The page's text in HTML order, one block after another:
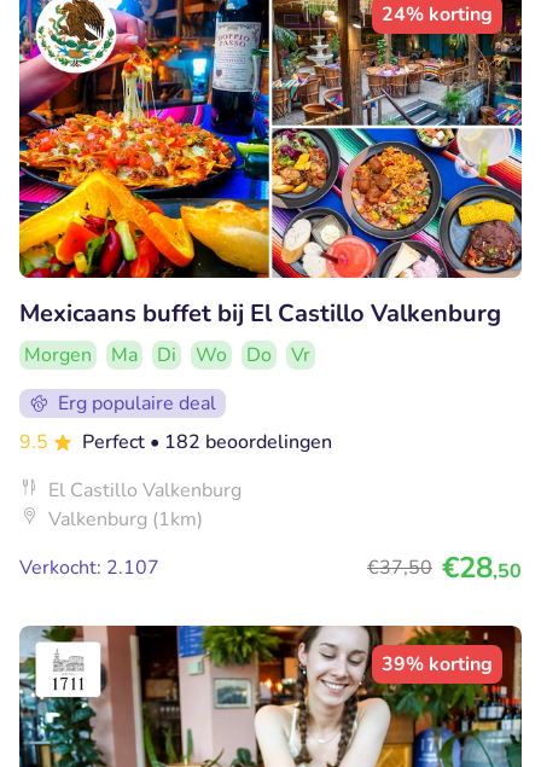
24% korting
Mexicaans buffet bij El Castillo Valkenburg
Morgen Ma Di Wo Do
Vr
Erg populaire deal
9.5
Perfect • 182 beoordelingen
El Castillo Valkenburg
Valkenburg (1km)
Verkocht: 2.107
€37,50 €28,50
39% korting